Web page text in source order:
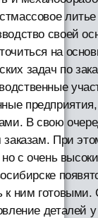
своей
на
задач по
В свою
При
но с очень
к ним готовыми.
деталей